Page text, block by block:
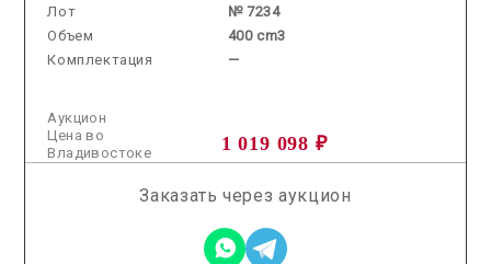
Лот
№ 7234
Объем
400 cm3
Комплектация
—
Аукцион
1 019 098 ₽
Цена во
Владивостоке
Заказать через аукцион